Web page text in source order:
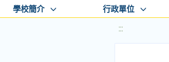
學校簡介 行政單位
:::